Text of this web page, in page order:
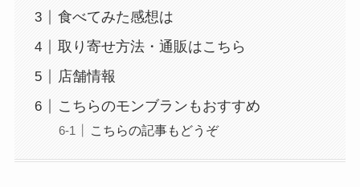
食べてみた感想は
取り寄せ方法・通販はこちら
店舗情報
こちらのモンブランもおすすめ
こちらの記事もどうぞ